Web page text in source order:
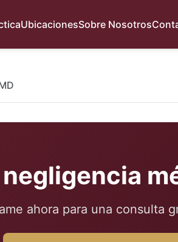
UbicacionesSobre Nosotros
ahora para una consulta